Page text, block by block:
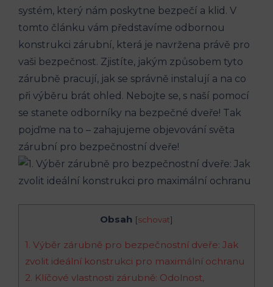
systém, který nám poskytne bezpečí a klid. V
tomto článku vám představíme odbornou
konstrukci zárubní, která je navržena právě pro
vaši bezpečnost. Zjistíte, jakým způsobem tyto
zárubně pracují, jak se správně instalují a na co
při výběru brát ohled. Nebojte se, s naší pomocí
se stanete odborníky na bezpečné dveře! Tak
pojďme na to – zahajujeme objevování světa
zárubní pro bezpečnostní dveře!
Obsah [schovat]
1. Výběr zárubně pro bezpečnostní dveře: Jak
zvolit ideální konstrukci pro maximální ochranu
2. Klíčové vlastnosti zárubně: Odolnost,